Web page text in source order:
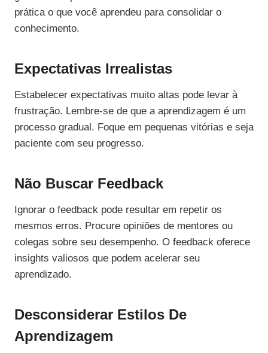
prática o que você aprendeu para consolidar o
conhecimento.
Expectativas Irrealistas
Estabelecer expectativas muito altas pode levar à
frustração. Lembre-se de que a aprendizagem é um
processo gradual. Foque em pequenas vitórias e seja
paciente com seu progresso.
Não Buscar Feedback
Ignorar o feedback pode resultar em repetir os
mesmos erros. Procure opiniões de mentores ou
colegas sobre seu desempenho. O feedback oferece
insights valiosos que podem acelerar seu
aprendizado.
Desconsiderar Estilos De
Aprendizagem